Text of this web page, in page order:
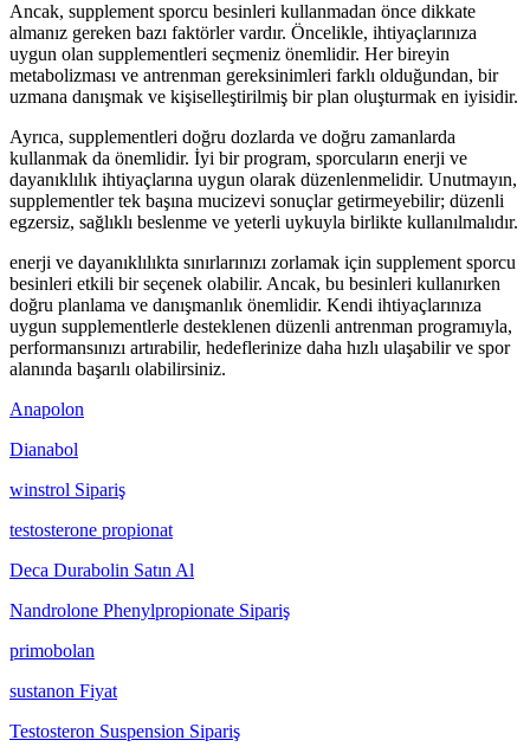
Ancak, supplement sporcu besinleri kullanmadan önce dikkate
almanız gereken bazı faktörler vardır. Öncelikle, ihtiyaçlarınıza
uygun olan supplementleri seçmeniz önemlidir. Her bireyin
metabolizması ve antrenman gereksinimleri farklı olduğundan, bir
uzmana danışmak ve kişiselleştirilmiş bir plan oluşturmak en iyisidir.
Ayrıca, supplementleri doğru dozlarda ve doğru zamanlarda
kullanmak da önemlidir. İyi bir program, sporcuların enerji ve
dayanıklılık ihtiyaçlarına uygun olarak düzenlenmelidir. Unutmayın,
supplementler tek başına mucizevi sonuçlar getirmeyebilir; düzenli
egzersiz, sağlıklı beslenme ve yeterli uykuyla birlikte kullanılmalıdır.
enerji ve dayanıklılıkta sınırlarınızı zorlamak için supplement sporcu
besinleri etkili bir seçenek olabilir. Ancak, bu besinleri kullanırken
doğru planlama ve danışmanlık önemlidir. Kendi ihtiyaçlarınıza
uygun supplementlerle desteklenen düzenli antrenman programıyla,
performansınızı artırabilir, hedeflerinize daha hızlı ulaşabilir ve spor
alanında başarılı olabilirsiniz.
Anapolon
Dianabol
winstrol Sipariş
testosterone propionat
Deca Durabolin Satın Al
Nandrolone Phenylpropionate Sipariş
primobolan
sustanon Fiyat
Testosteron Suspension Sipariş